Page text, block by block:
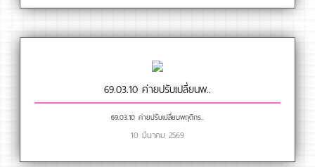
69.03.10 ค่ายปรับเปลี่ยนพ..
69.03.10 ค่ายปรับเปลี่ยนพฤติกร..
10 มีนาคม 2569